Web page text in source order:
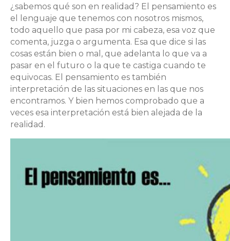
¿sabemos qué son en realidad? El pensamiento es
el lenguaje que tenemos con nosotros mismos,
todo aquello que pasa por mi cabeza, esa voz que
comenta, juzga o argumenta. Esa que dice si las
cosas están bien o mal, que adelanta lo que va a
pasar en el futuro o la que te castiga cuando te
equivocas. El pensamiento es también
interpretación de las situaciones en las que nos
encontramos. Y bien hemos comprobado que a
veces esa interpretación está bien alejada de la
realidad.